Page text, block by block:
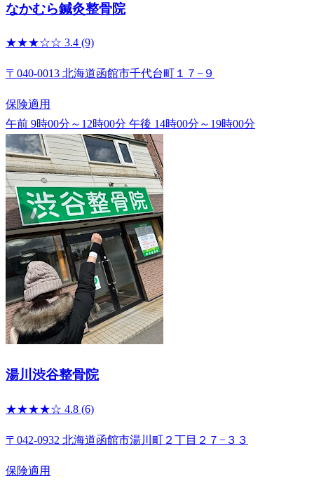
なかむら鍼灸整骨院
★★★☆☆ 3.4 (9)
〒040-0013 北海道函館市千代台町１７−９
保険適用
午前 9時00分～12時00分 午後 14時00分～19時00分
湯川渋谷整骨院
★★★★☆ 4.8 (6)
〒042-0932 北海道函館市湯川町２丁目２７−３３
保険適用